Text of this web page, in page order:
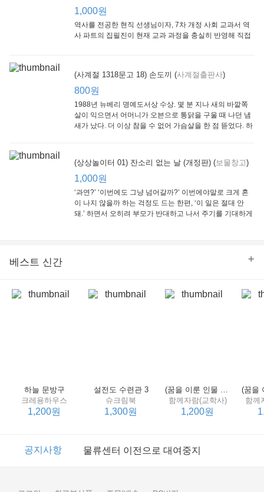
Little, Brown
1,000원
큰솔(토토북)
동아일보사
1,000원
역사를 전공한 현직 선생님이자, 7차 개정 사회 교과서 역
사 파트의 집필진이 현재 교과 과정을 충실히 반영해 직접
(사계절 1318문고 18) 손도끼 (사계절출판사)
800원
1988년 뉴베리 명예도서상 수상. 몇 분 지나 새의 바깥쪽
살이 익으면서 어머니가 오븐으로 통닭을 구울 때 나던 냄
새가 났다. 더 이상 참을 수 없어 가슴살을 한 점 뜯었다. 하
(상상놀이터 01) 잔소리 없는 날 (개정판) (보물창고)
1,000원
‘과연?’ ‘이번에도 그냥 넘어갈까?’ 이번에야말로 크게 혼
이 나지 않을까 하는 걱정도 드는 한편, ‘이 일은 절대 안
돼.’ 하면서 오히려 부모가 반대하고 나서 주기를 기대하게
베스트 신간 +
하늘 문방구
크레용하우스
1,200원
설전도 수련관 3
슈크림북
1,300원
(꿈을 이룬 인물 탐구 2) 제인 구달
함께자람(교학사)
1,200원
함께
이벤트 2017년 리브피아 여름방학 참고서 이벤트
공지사항 물류센터 이전으로 대여중지